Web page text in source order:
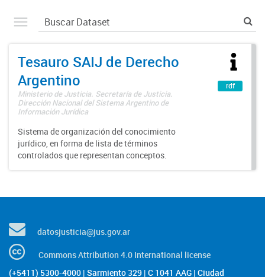
Tesauro SAIJ de Derecho
Argentino
Ministerio de Justicia. Secretaría de Justicia.
Dirección Nacional del Sistema Argentino de
Información Jurídica
Sistema de organización del conocimiento
jurídico, en forma de lista de términos
controlados que representan conceptos.
rdf
datosjusticia@jus.gov.ar
Commons Attribution 4.0 International license
(+5411) 5300-4000 | Sarmiento 329 | C 1041 AAG | Ciudad